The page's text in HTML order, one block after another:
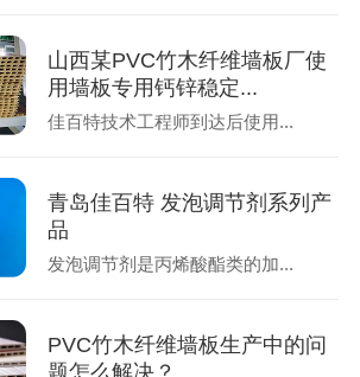
山西某PVC竹木纤维墙板厂使
用墙板专用钙锌稳定...
佳百特技术工程师到达后使用...
青岛佳百特 发泡调节剂系列产
品
发泡调节剂是丙烯酸酯类的加...
PVC竹木纤维墙板生产中的问
题怎么解决？